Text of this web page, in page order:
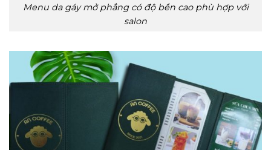
Menu da gáy mở phẳng có độ bền cao phù hợp với
salon